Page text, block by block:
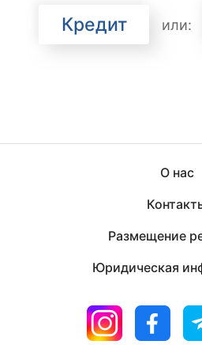
Кредит или:
О нас
Размещение
Юридическая